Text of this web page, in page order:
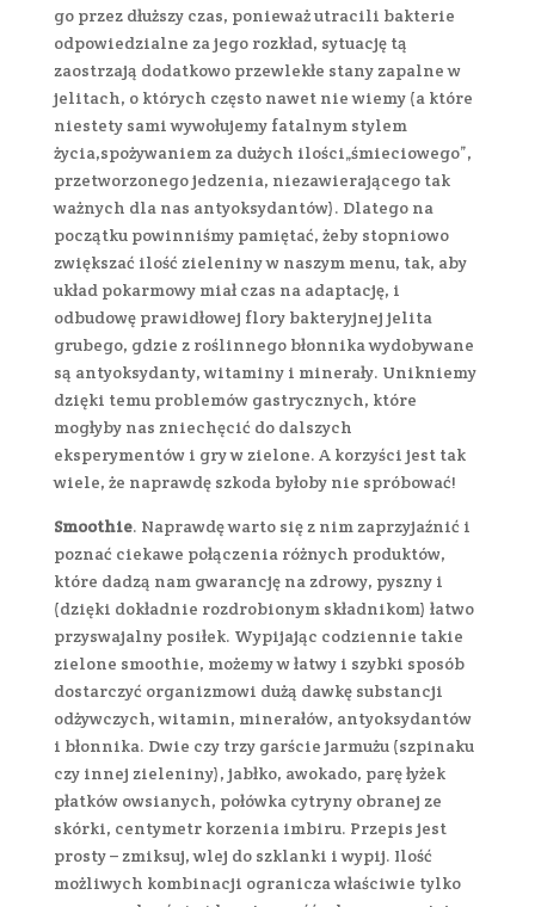
go przez dłuższy czas, ponieważ utracili bakterie
odpowiedzialne za jego rozkład, sytuację tą
zaostrzają dodatkowo przewlekłe stany zapalne w
jelitach, o których często nawet nie wiemy (a które
niestety sami wywołujemy fatalnym stylem
życia,spożywaniem za dużych ilości„śmieciowego”,
przetworzonego jedzenia, niezawierającego tak
ważnych dla nas antyoksydantów). Dlatego na
początku powinniśmy pamiętać, żeby stopniowo
zwiększać ilość zieleniny w naszym menu, tak, aby
układ pokarmowy miał czas na adaptację, i
odbudowę prawidłowej flory bakteryjnej jelita
grubego, gdzie z roślinnego błonnika wydobywane
są antyoksydanty, witaminy i minerały. Unikniemy
dzięki temu problemów gastrycznych, które
mogłyby nas zniechęcić do dalszych
eksperymentów i gry w zielone. A korzyści jest tak
wiele, że naprawdę szkoda byłoby nie spróbować!
Smoothie. Naprawdę warto się z nim zaprzyjaźnić i
poznać ciekawe połączenia różnych produktów,
które dadzą nam gwarancję na zdrowy, pyszny i
(dzięki dokładnie rozdrobionym składnikom) łatwo
przyswajalny posiłek. Wypijając codziennie takie
zielone smoothie, możemy w łatwy i szybki sposób
dostarczyć organizmowi dużą dawkę substancji
odżywczych, witamin, minerałów, antyoksydantów
i błonnika. Dwie czy trzy garście jarmużu (szpinaku
czy innej zieleniny), jabłko, awokado, parę łyżek
płatków owsianych, połówka cytryny obranej ze
skórki, centymetr korzenia imbiru. Przepis jest
prosty – zmiksuj, wlej do szklanki i wypij. Ilość
możliwych kombinacji ogranicza właściwie tylko